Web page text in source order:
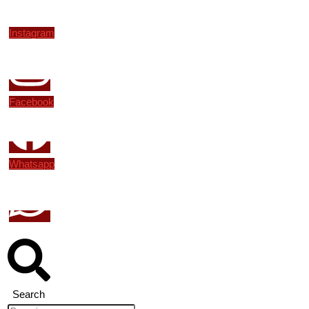
Instagram
Facebook
Whatsapp
Search